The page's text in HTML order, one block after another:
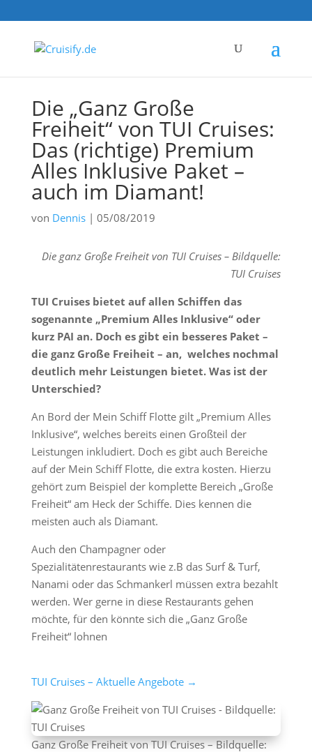
Die „Ganz Große
Freiheit“ von TUI Cruises:
Das (richtige) Premium
Alles Inklusive Paket –
auch im Diamant!
von Dennis| 05/08/2019
Die ganz Große Freiheit von TUI Cruises – Bildquelle:
TUI Cruises
TUI Cruises bietet auf allen Schiffen das
sogenannte „Premium Alles Inklusive“ oder
kurz PAI an. Doch es gibt ein besseres Paket –
die ganz Große Freiheit – an, welches nochmal
deutlich mehr Leistungen bietet. Was ist der
Unterschied?
An Bord der Mein Schiff Flotte gilt „Premium Alles
Inklusive“, welches bereits einen Großteil der
Leistungen inkludiert. Doch es gibt auch Bereiche
auf der Mein Schiff Flotte, die extra kosten. Hierzu
gehört zum Beispiel der komplette Bereich „Große
Freiheit“ am Heck der Schiffe. Dies kennen die
meisten auch als Diamant.
Auch den Champagner oder
Spezialitätenrestaurants wie z.B das Surf & Turf,
Nanami oder das Schmankerl müssen extra bezahlt
werden. Wer gerne in diese Restaurants gehen
möchte, für den könnte sich die „Ganz Große
Freiheit“ lohnen
TUI Cruises – Aktuelle Angebote →
Ganz Große Freiheit von TUI Cruises – Bildquelle: